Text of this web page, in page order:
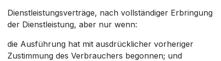
Dienstleistungsverträge, nach vollständiger Erbringung
der Dienstleistung, aber nur wenn:
die Ausführung hat mit ausdrücklicher vorheriger
Zustimmung des Verbrauchers begonnen; und